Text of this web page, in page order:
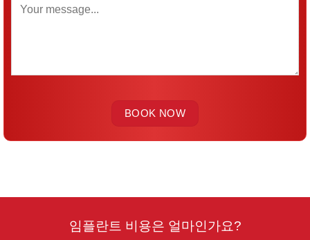
임플란트 비용은 얼마인가요?